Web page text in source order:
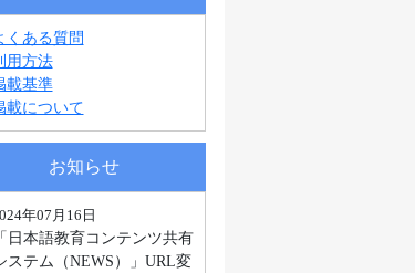
くある質問
用方法
載基準
載について
お知らせ
年07月16日
「日本語教育コンテンツ共有
ステム（NEWS）」URL変